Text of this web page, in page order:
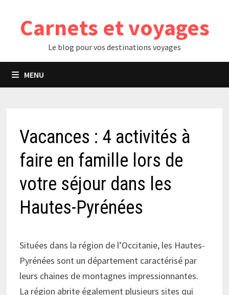
contenuCarnets et voyages
Le blog pour vos destinations voyages
MENU
Vacances : 4 activités à
faire en famille lors de
votre séjour dans les
Hautes-Pyrénées
Situées dans la région de l’Occitanie, les Hautes-
Pyrénées sont un département caractérisé par
leurs chaines de montagnes impressionnantes.
La région abrite également plusieurs sites qui